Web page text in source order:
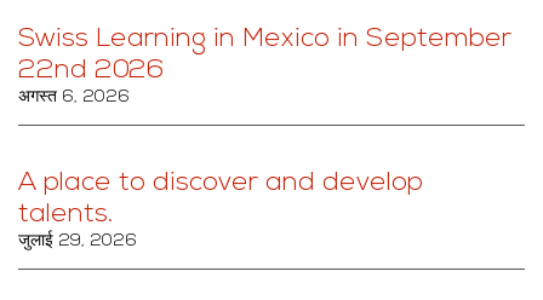
Swiss Learning in Mexico in September
22nd 2026
अगस्त 6, 2026
A place to discover and develop
talents.
जुलाई 29, 2026